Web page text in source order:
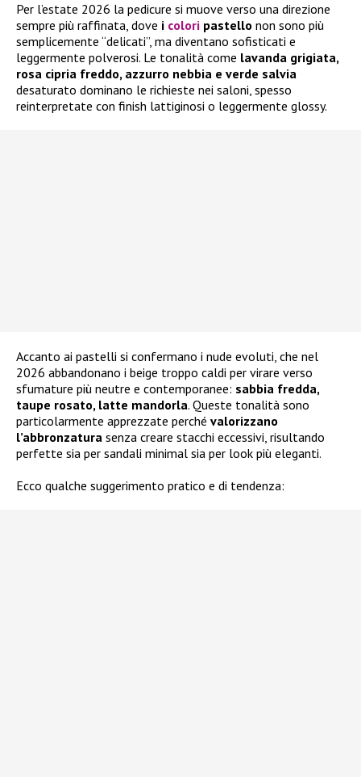
Per l’estate 2026 la pedicure si muove verso una direzione
sempre più raffinata, dove i colori pastello non sono più
semplicemente “delicati”, ma diventano sofisticati e
leggermente polverosi. Le tonalità come lavanda grigiata,
rosa cipria freddo, azzurro nebbia e verde salvia
desaturato dominano le richieste nei saloni, spesso
reinterpretate con finish lattiginosi o leggermente glossy.
Accanto ai pastelli si confermano i nude evoluti, che nel
2026 abbandonano i beige troppo caldi per virare verso
sfumature più neutre e contemporanee: sabbia fredda,
taupe rosato, latte mandorla. Queste tonalità sono
particolarmente apprezzate perché valorizzano
l’abbronzatura senza creare stacchi eccessivi, risultando
perfette sia per sandali minimal sia per look più eleganti.
Ecco qualche suggerimento pratico e di tendenza: